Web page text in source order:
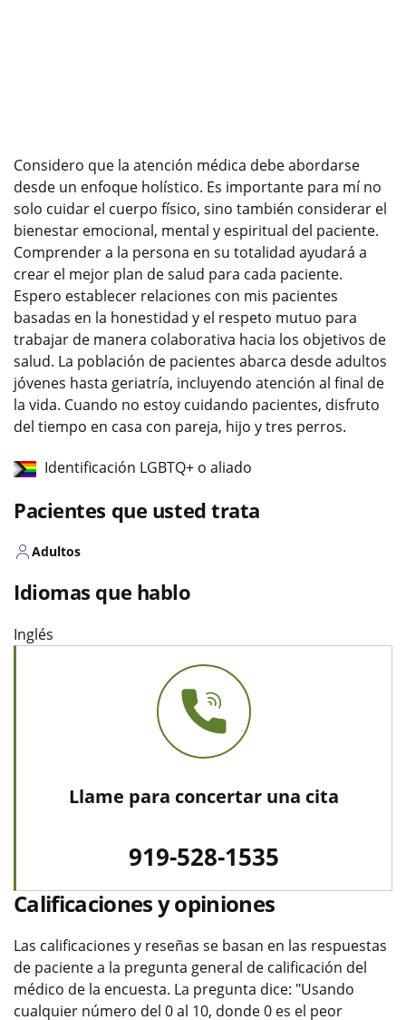
Considero que la atención médica debe abordarse
desde un enfoque holístico. Es importante para mí no
solo cuidar el cuerpo físico, sino también considerar el
bienestar emocional, mental y espiritual del paciente.
Comprender a la persona en su totalidad ayudará a
crear el mejor plan de salud para cada paciente.
Espero establecer relaciones con mis pacientes
basadas en la honestidad y el respeto mutuo para
trabajar de manera colaborativa hacia los objetivos de
salud. La población de pacientes abarca desde adultos
jóvenes hasta geriatría, incluyendo atención al final de
la vida. Cuando no estoy cuidando pacientes, disfruto
del tiempo en casa con pareja, hijo y tres perros.
Identificación LGBTQ+ o aliado
Pacientes que usted trata
Adultos
Idiomas que hablo
Inglés
Llame para concertar una cita
919-528-1535
Calificaciones y opiniones
Las calificaciones y reseñas se basan en las respuestas
de paciente a la pregunta general de calificación del
médico de la encuesta. La pregunta dice: "Usando
cualquier número del 0 al 10, donde 0 es el peor